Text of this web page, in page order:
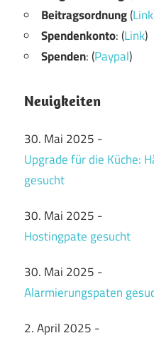
Beitragsordnung(Link
Spendenkonto: (Link)
Spenden: (Paypal)
Neuigkeiten
30. Mai 2025 -
Upgrade für die Küche:
gesucht
30. Mai 2025 -
Hostingpate gesucht
30. Mai 2025 -
Alarmierungspaten
2. April 2025 -